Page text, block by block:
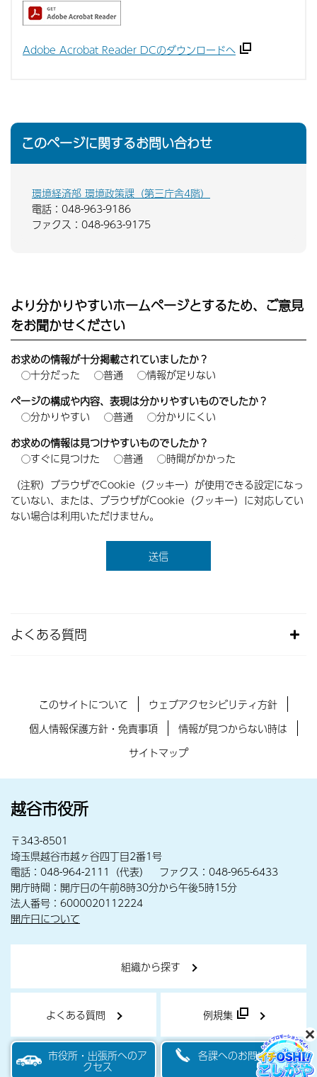
Adobe Acrobat Reader DCのダウンロードへ
このページに関するお問い合わせ
環境経済部 環境政策課（第三庁舎4階）
電話：048-963-9186
ファクス：048-963-9175
より分かりやすいホームページとするため、ご意見
をお聞かせください
お求めの情報が十分掲載されていましたか？
十分だった
普通
情報が足りない
ページの構成や内容、表現は分かりやすいものでしたか？
分かりやすい
普通
分かりにくい
お求めの情報は見つけやすいものでしたか？
すぐに見つけた
普通
時間がかかった
（注釈）ブラウザでCookie（クッキー）が使用できる設定になっ
ていない、または、ブラウザがCookie（クッキー）に対応してい
ない場合は利用いただけません。
よくある質問
このサイトについて
ウェブアクセシビリティ方針
個人情報保護方針・免責事項
情報が見つからない時は
サイトマップ
越谷市役所
〒343-8501
埼玉県越谷市越ヶ谷四丁目2番1号
電話：048-964-2111（代表） ファクス：048-965-6433
開庁時間：開庁日の午前8時30分から午後5時15分
法人番号：6000020112224
開庁日について
組織から探す
よくある質問 例規集
市役所・出張所へのア
クセス
各課へのお問い合わせ